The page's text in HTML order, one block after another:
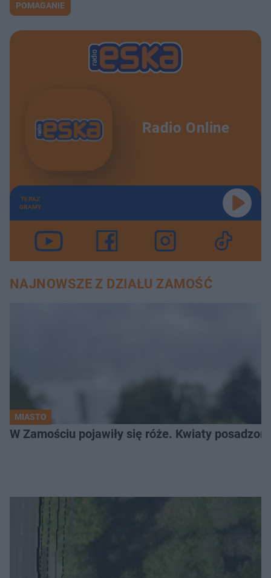
POMAGANIE
Radio Online
TERAZ
GRAMY
NAJNOWSZE Z DZIAŁU ZAMOŚĆ
MIASTO
W Zamościu pojawiły się róże. Kwiaty